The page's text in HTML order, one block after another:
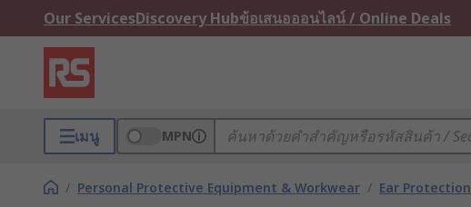
Our ServicesDiscovery Hubข้อเสนอออนไลน์ / Online Deals
เมนู MPN
/ Personal Protective Equipment & Workwear / Ear Protection